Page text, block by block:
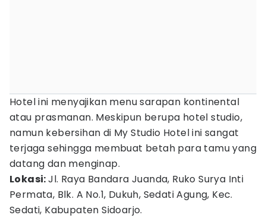
Hotel ini menyajikan menu sarapan kontinental
atau prasmanan. Meskipun berupa hotel studio,
namun kebersihan di My Studio Hotel ini sangat
terjaga sehingga membuat betah para tamu yang
datang dan menginap.
Lokasi:Jl. Raya Bandara Juanda, Ruko Surya Inti
Permata, Blk. A No.1, Dukuh, Sedati Agung, Kec.
Sedati, Kabupaten Sidoarjo.